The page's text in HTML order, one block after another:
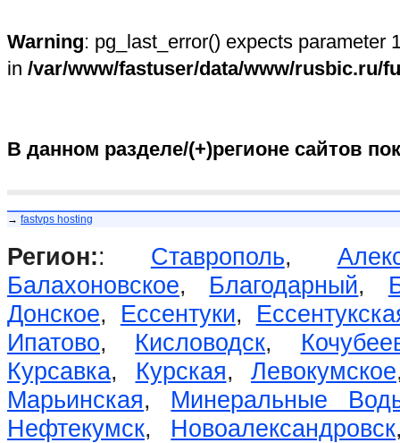
Warning: pg_last_error() expects parameter
in /var/www/fastuser/data/www/rusbic.ru/
В данном разделе/(+)регионе сайтов
→ fastvps hosting
Регион:: Ставрополь,
Балахоновское, Благодарный,
Донское, Ессентуки,
Ипатово, Кисловодск,
Курсавка, Курская, Левокумское
Марьинская, Минеральные
Нефтекумск, Новоалександровск